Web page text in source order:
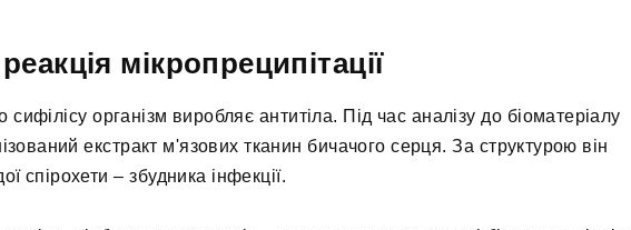
мікропреципітації
сифілісу організм виробляє антитіла. Під час аналізу до біоматеріалу
екстракт м'язових тканин бичачого серця. За структурою він
спірохети – збудника інфекції.